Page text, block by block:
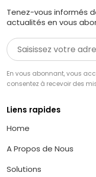
Tenez-vous informés
actualités en vous
En vous abonnant, vous
consentez à recevoir des
Liens rapides
Home
A Propos de Nous
Solutions